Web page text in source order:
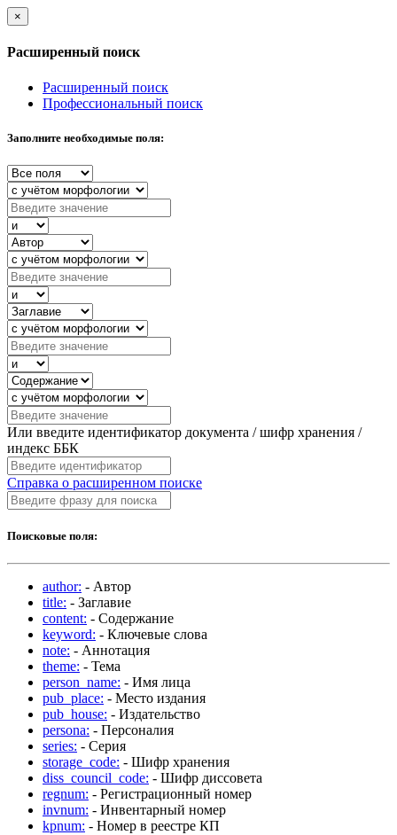
×
Расширенный поиск
Расширенный поиск
Профессиональный поиск
Заполните необходимые поля:
Или введите идентификатор документа / шифр хранения /
индекс ББК
Справка о расширенном поиске
Поисковые поля:
author: - Автор
title: - Заглавие
content: - Содержание
keyword: - Ключевые слова
note: - Аннотация
theme: - Тема
person_name: - Имя лица
pub_place: - Место издания
pub_house: - Издательство
persona: - Персоналия
series: - Серия
storage_code: - Шифр хранения
diss_council_code: - Шифр диссовета
regnum: - Регистрационный номер
invnum: - Инвентарный номер
kpnum: - Номер в реестре КП